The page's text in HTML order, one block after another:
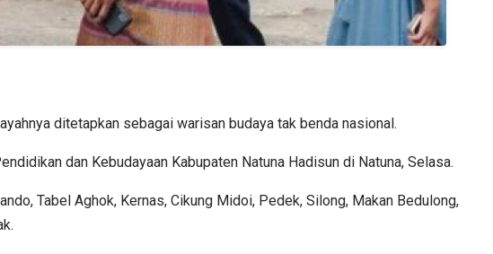
ditetapkan sebagai warisan budaya tak benda nasional.
dan Kebudayaan Kabupaten Natuna Hadisun di Natuna, Selasa.
Tabel Aghok, Kernas, Cikung Midoi, Pedek, Silong, Makan Bedulong,